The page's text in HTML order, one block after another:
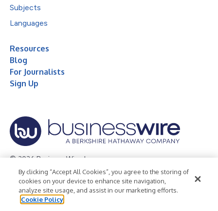
Subjects
Languages
Resources
Blog
For Journalists
Sign Up
© 2026 Business Wire, Inc.
Privacy Policy Cookie Policy
Accessibility Statement
Terms of Use
Legal
By clicking “Accept All Cookies”, you agree to the storing of
cookies on your device to enhance site navigation,
analyze site usage, and assist in our marketing efforts.
Cookie Policy